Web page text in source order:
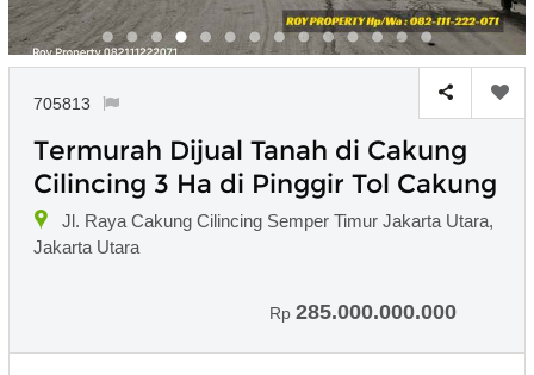
705813
Termurah Dijual Tanah di Cakung
Cilincing 3 Ha di Pinggir Tol Cakung
Jl. Raya Cakung Cilincing Semper Timur Jakarta Utara,
Jakarta Utara
Rp 285.000.000.000